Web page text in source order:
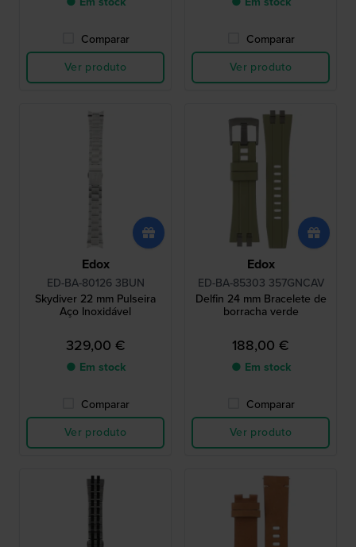
Comparar
Ver produto
Comparar
Ver produto
Edox
ED-BA-80126 3BUN
Skydiver 22 mm Pulseira
Aço Inoxidável
329,00 €
● Em stock
Comparar
Ver produto
Edox
ED-BA-85303 357GNCAV
Delfin 24 mm Bracelete de
borracha verde
188,00 €
● Em stock
Comparar
Ver produto